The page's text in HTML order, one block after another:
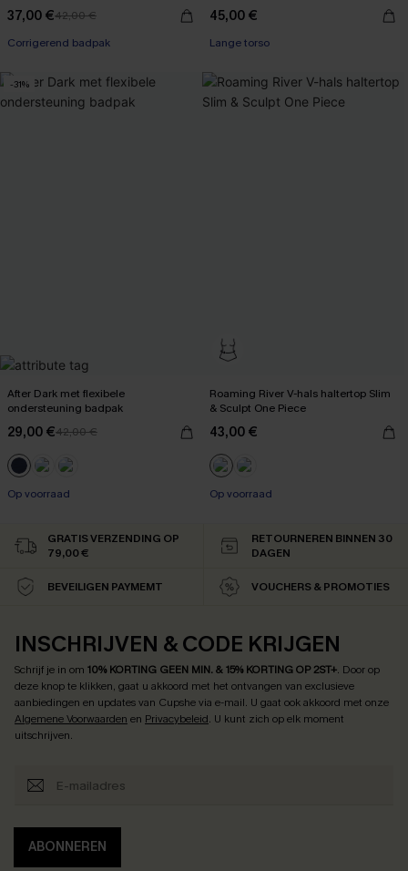
37,00 €42,00 €
Corrigerend badpak
45,00 €
Lange torso
-31%
After Dark met flexibele
ondersteuning badpak
29,00 €42,00 €
Op voorraad
Roaming River V-hals haltertop Slim
& Sculpt One Piece
43,00 €
Op voorraad
GRATIS VERZENDING OP
79,00 €
RETOURNEREN BINNEN 30
DAGEN
BEVEILIGEN PAYMEMT VOUCHERS & PROMOTIES
INSCHRIJVEN & CODE KRIJGEN
Schrijf je in om 10% KORTING GEEN MIN. & 15% KORTING OP 2ST+. Door op
deze knop te klikken, gaat u akkoord met het ontvangen van exclusieve
aanbiedingen en updates van Cupshe via e-mail. U gaat ook akkoord met onze
Algemene Voorwaarden en Privacybeleid. U kunt zich op elk moment
uitschrijven.
ABONNEREN